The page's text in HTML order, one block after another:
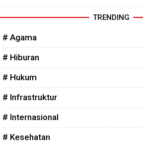
TRENDING
# Agama
# Hiburan
# Hukum
# Infrastruktur
# Internasional
# Kesehatan